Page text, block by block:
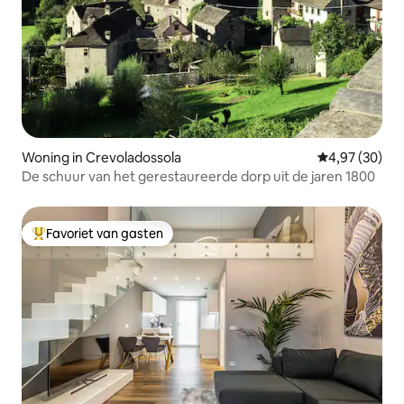
Woning in Crevoladossola Gemiddelde
4,97 (30)
De schuur van het gerestaureerde dorp uit de jaren 1800
Topfavoriet van gasten
Favoriet van gasten